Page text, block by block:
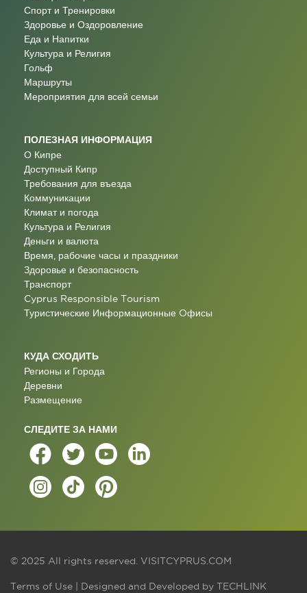
Спорт и Тренировки
Здоровье и Оздоровление
Еда и Напитки
Культура и Религия
Гольф
Маршруты
Мероприятия для всей семьи
ПОЛЕЗНАЯ ИНФОРМАЦИЯ
О Кипре
Доступный Кипр
Требования для въезда
Коммуникации
Климат и погода
Культура и Религия
Деньги и валюта
Время, рабочие часы и праздники
Здоровье и безопасность
Транспорт
Cyprus Responsible Tourism
Туристические Информационные Oфисы
КУДА СХОДИТЬ
Регионы и Города
Деревни
Размещение
СЛЕДИТЕ ЗА НАМИ
© 2025 All rights reserved. VISITCYPRUS.COM
Terms of Use | Designed and Developed by TECHLINK